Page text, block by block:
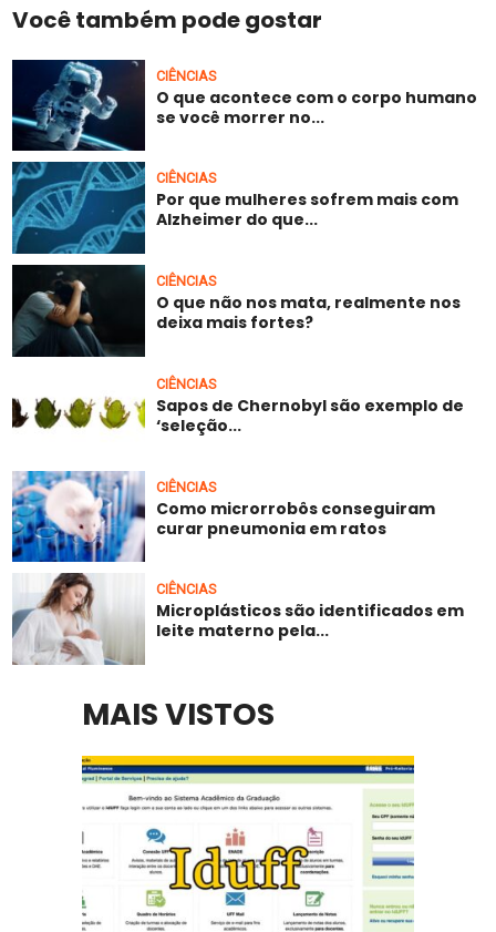
Você também pode gostar
CIÊNCIAS
O que acontece com o corpo humano
se você morrer no...
CIÊNCIAS
Por que mulheres sofrem mais com
Alzheimer do que...
CIÊNCIAS
O que não nos mata, realmente nos
deixa mais fortes?
CIÊNCIAS
Sapos de Chernobyl são exemplo de
‘seleção...
CIÊNCIAS
Como microrrobôs conseguiram
curar pneumonia em ratos
CIÊNCIAS
Microplásticos são identificados em
leite materno pela...
MAIS VISTOS